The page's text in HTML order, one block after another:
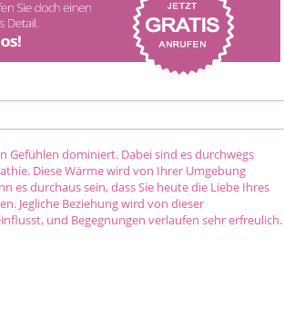
Gefühlen dominiert. Dabei sind es durchwegs
Diese Wärme wird von Ihrer Umgebung
es durchaus sein, dass Sie heute die Liebe Ihres
Jegliche Beziehung wird von dieser
und Begegnungen verlaufen sehr erfreulich.